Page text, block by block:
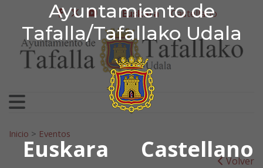
Ayuntamiento de
Tafalla/Tafallako Udala
Euskara Castellano
Ir al contenido
Ayuntamiento de
facebook
twitter
youtube
Euskara Castellano
Bilatu:
Inicio > Eventos
Volver